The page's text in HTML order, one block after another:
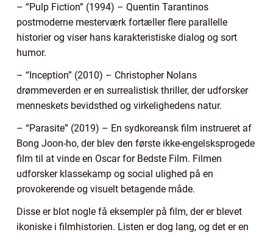
– “Pulp Fiction” (1994) – Quentin Tarantinos
postmoderne mesterværk fortæller flere parallelle
historier og viser hans karakteristiske dialog og sort
humor.
– “Inception” (2010) – Christopher Nolans
drømmeverden er en surrealistisk thriller, der udforsker
menneskets bevidsthed og virkelighedens natur.
– “Parasite” (2019) – En sydkoreansk film instrueret af
Bong Joon-ho, der blev den første ikke-engelsksprogede
film til at vinde en Oscar for Bedste Film. Filmen
udforsker klassekamp og social ulighed på en
provokerende og visuelt betagende måde.
Disse er blot nogle få eksempler på film, der er blevet
ikoniske i filmhistorien. Listen er dog lang, og det er en